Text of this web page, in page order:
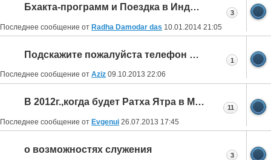
Бхакта-программ и Поездка в Индию весной
Последнее сообщение от Radha Damodar das 10.01.2014 21:05
3
Подскажите пожалуйста телефон Садху Прии.
Последнее сообщение от Aziz 09.10.2013 22:06
1
В 2012г.,когда будет Ратха Ятра в Москве?
Последнее сообщение от Evgenui 26.07.2013 17:45
11
о возможностях служения
3